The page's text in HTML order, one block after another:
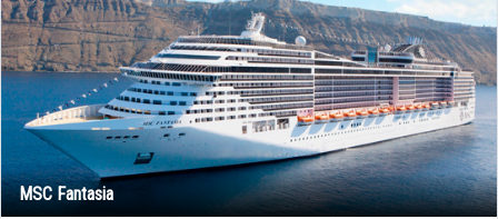
MSC Fantasia